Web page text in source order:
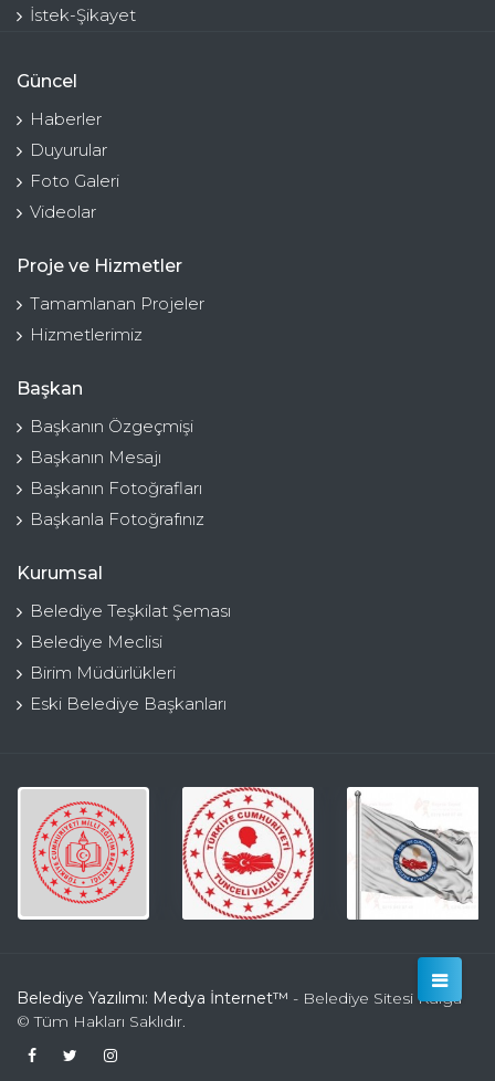
İstek-Şikayet
Güncel
Haberler
Duyurular
Foto Galeri
Videolar
Proje ve Hizmetler
Tamamlanan Projeler
Hizmetlerimiz
Başkan
Başkanın Özgeçmişi
Başkanın Mesajı
Başkanın Fotoğrafları
Başkanla Fotoğrafınız
Kurumsal
Belediye Teşkilat Şeması
Belediye Meclisi
Birim Müdürlükleri
Eski Belediye Başkanları
Belediye Yazılımı: Medya İnternet™ - Belediye Sitesi Kulga
© Tüm Hakları Saklıdır.